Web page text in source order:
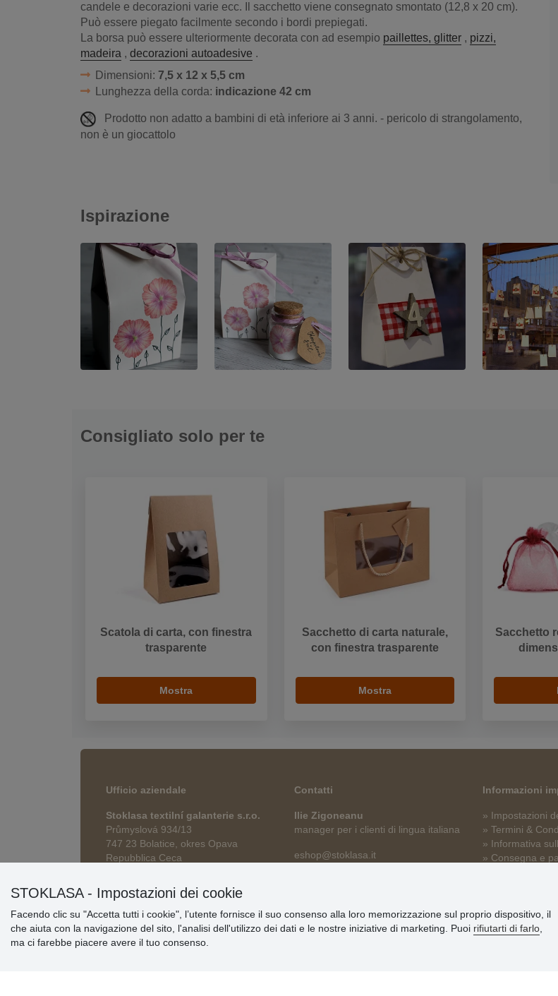
candele e decorazioni varie ecc. Il sacchetto viene consegnato smontato (12,8 x 20 cm).
Può essere piegato facilmente secondo i bordi prepiegati.
La borsa può essere ulteriormente decorata con ad esempio paillettes, glitter , pizzi,
madeira , decorazioni autoadesive .
Dimensioni: 7,5 x 12 x 5,5 cm
Lunghezza della corda: indicazione 42 cm
Prodotto non adatto a bambini di età inferiore ai 3 anni. - pericolo di strangolamento,
non è un giocattolo
Ispirazione
Consigliato solo per te
Scatola di carta, con finestra
trasparente
Mostra
Sacchetto di carta naturale,
con finestra trasparente
Mostra
Sacchetto
Ufficio aziendale
Stoklasa textilní galanterie s.r.o.
Průmyslová 934/13
747 23 Bolatice, okres Opava
Repubblica Ceca
Contatti
Ilie Zigoneanu
manager per i clienti di lingua italiana
eshop@stoklasa.it
Informazioni
» Impostazioni
» Termini &
» Informativa
» Consegna e
STOKLASA - Impostazioni dei cookie
Facendo clic su "Accetta tutti i cookie", l’utente fornisce il suo consenso alla loro memorizzazione sul proprio dispositivo, il
che aiuta con la navigazione del sito, l'analisi dell'utilizzo dei dati e le nostre iniziative di marketing. Puoi rifiutarti di farlo
ma ci farebbe piacere avere il tuo consenso.